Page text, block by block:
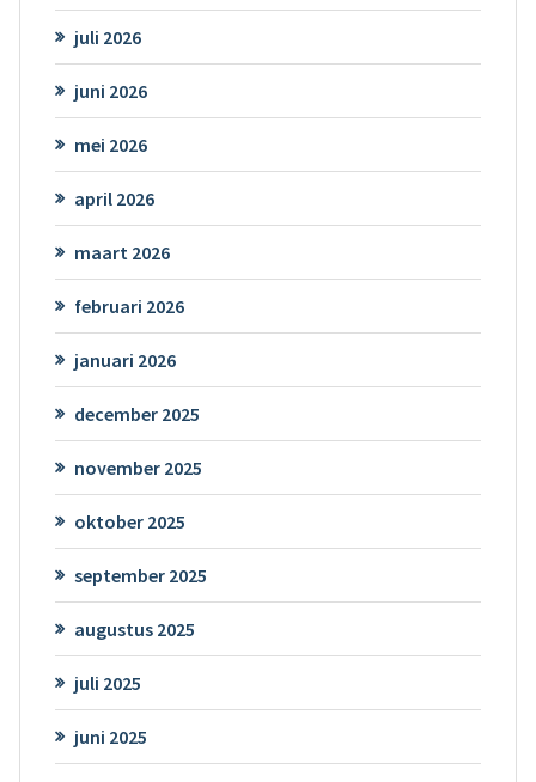
juli 2026
juni 2026
mei 2026
april 2026
maart 2026
februari 2026
januari 2026
december 2025
november 2025
oktober 2025
september 2025
augustus 2025
juli 2025
juni 2025